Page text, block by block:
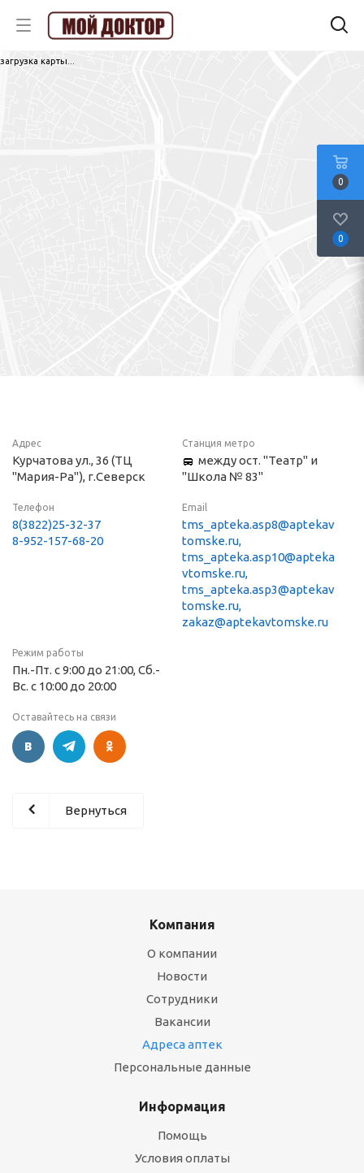
загрузка карты...
Адрес
Курчатова ул., 36 (ТЦ
"Мария-Ра"), г.Северск
Станция метро
между ост. "Театр" и
"Школа № 83"
Телефон
8(3822)25-32-37
8-952-157-68-20
Email
tms_apteka.asp8@aptekav
tomske.ru,
tms_apteka.asp10@apteka
vtomske.ru,
tms_apteka.asp3@aptekav
tomske.ru,
zakaz@aptekavtomske.ru
Режим работы
Пн.-Пт. с 9:00 до 21:00, Сб.-
Вс. с 10:00 до 20:00
Оставайтесь на связи
Вернуться
Компания
О компании
Новости
Сотрудники
Вакансии
Адреса аптек
Персональные данные
Информация
Помощь
Условия оплаты
0
0